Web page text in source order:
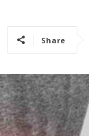
Share